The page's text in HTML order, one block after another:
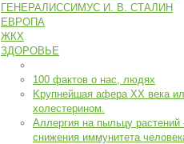
ГЕНЕРАЛИССИМУС И. В. СТАЛИН
ЕВРОПА
ЖКХ
ЗДОРОВЬЕ
100 фактов о нас, людях
Kрупнейшая афера XX века
холестерином.
Аллергия на пыльцу растений
снижения иммунитета